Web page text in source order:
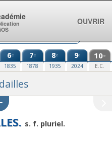
6e
1835
7e
1878
8e
1935
9e
2024
10e
E.C.
s. f. pluriel.
OUVRIR